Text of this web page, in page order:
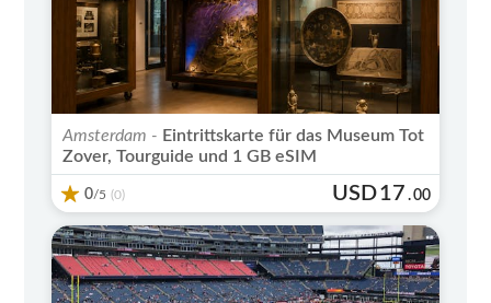
Amsterdam - Eintrittskarte für das Museum Tot
Zover, Tourguide und 1 GB eSIM
0/5 (0) USD17 .00